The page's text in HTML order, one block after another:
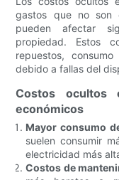
gastos que no son
pueden afectar
propiedad. Estos
repuestos,
debido a fallas del
Costos ocultos
económicos
Mayor consumo
suelen consumir
electricidad más
Costos de